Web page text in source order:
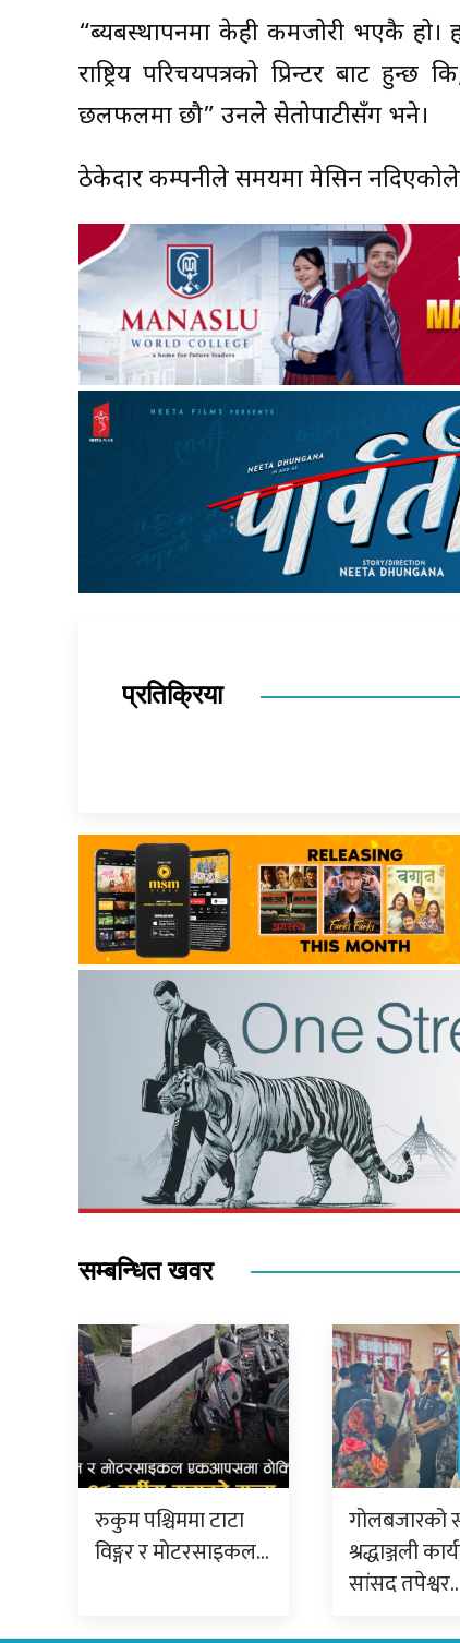
“ब्यबस्थापनमा केही कमजोरी भएकै हो।
राष्ट्रिय परिचयपत्रको प्रिन्टर बाट
छलफलमा छौ” उनले सेताेपाटीसँग भने।
ठेकेदार कम्पनीले समयमा मेसिन
प्रतिक्रिया
सम्बन्धित खवर
रुकुम पश्चिममा टाटा
विङ्गर र मोटरसाइकल…
गोलबजारको
श्रद्धाञ्जली
सांसद